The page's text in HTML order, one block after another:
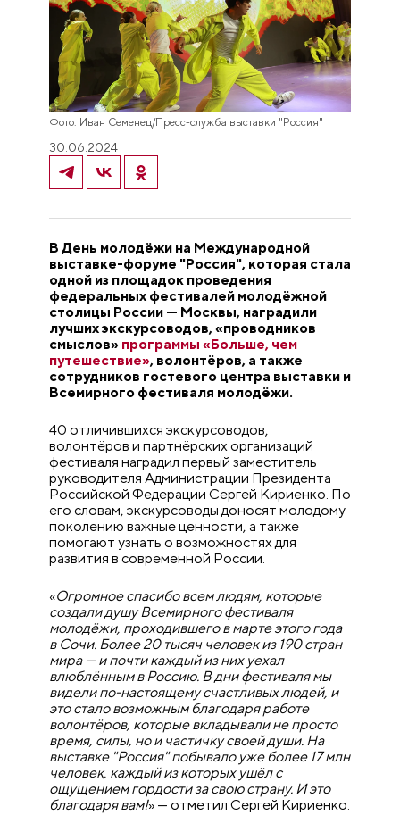
Фото: Иван Семенец/Пресс-служба выставки "Россия"
30.06.2024
В День молодёжи на Международной
выставке-форуме "Россия", которая стала
одной из площадок проведения
федеральных фестивалей молодёжной
столицы России — Москвы, наградили
лучших экскурсоводов, «проводников
смыслов» программы «Больше, чем
путешествие», волонтёров, а также
сотрудников гостевого центра выставки и
Всемирного фестиваля молодёжи.
40 отличившихся экскурсоводов,
волонтёров и партнёрских организаций
фестиваля наградил первый заместитель
руководителя Администрации Президента
Российской Федерации Сергей Кириенко. По
его словам, экскурсоводы доносят молодому
поколению важные ценности, а также
помогают узнать о возможностях для
развития в современной России.
«Огромное спасибо всем людям, которые
создали душу Всемирного фестиваля
молодёжи, проходившего в марте этого года
в Сочи. Более 20 тысяч человек из 190 стран
мира — и почти каждый из них уехал
влюблённым в Россию. В дни фестиваля мы
видели по-настоящему счастливых людей, и
это стало возможным благодаря работе
волонтёров, которые вкладывали не просто
время, силы, но и частичку своей души. На
выставке "Россия" побывало уже более 17 млн
человек, каждый из которых ушёл с
ощущением гордости за свою страну. И это
благодаря вам!» — отметил Сергей Кириенко.